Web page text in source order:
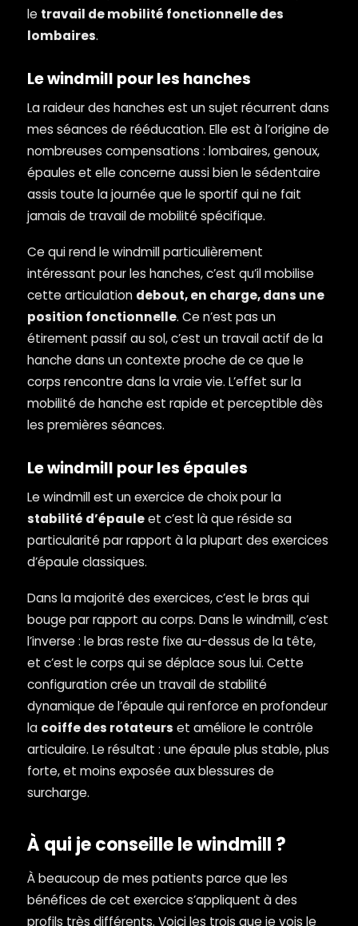
le travail de mobilité fonctionnelle des
lombaires.
Le windmill pour les hanches
La raideur des hanches est un sujet récurrent dans
mes séances de rééducation. Elle est à l’origine de
nombreuses compensations : lombaires, genoux,
épaules et elle concerne aussi bien le sédentaire
assis toute la journée que le sportif qui ne fait
jamais de travail de mobilité spécifique.
Ce qui rend le windmill particulièrement
intéressant pour les hanches, c’est qu’il mobilise
cette articulation debout, en charge, dans une
position fonctionnelle. Ce n’est pas un
étirement passif au sol, c’est un travail actif de la
hanche dans un contexte proche de ce que le
corps rencontre dans la vraie vie. L’effet sur la
mobilité de hanche est rapide et perceptible dès
les premières séances.
Le windmill pour les épaules
Le windmill est un exercice de choix pour la
stabilité d’épauleet c’est là que réside sa
particularité par rapport à la plupart des exercices
d’épaule classiques.
Dans la majorité des exercices, c’est le bras qui
bouge par rapport au corps. Dans le windmill, c’est
l’inverse : le bras reste fixe au-dessus de la tête,
et c’est le corps qui se déplace sous lui. Cette
configuration crée un travail de stabilité
dynamique de l’épaule qui renforce en profondeur
la coiffe des rotateurs et améliore le contrôle
articulaire. Le résultat : une épaule plus stable, plus
forte, et moins exposée aux blessures de
surcharge.
À qui je conseille le windmill ?
À beaucoup de mes patients parce que les
bénéfices de cet exercice s’appliquent à des
profils très différents. Voici les trois que je vois le